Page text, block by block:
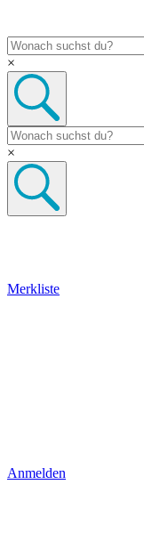
×
×
Merkliste
Anmelden